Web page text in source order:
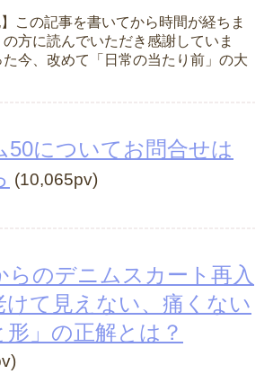
この記事を書いてから時間が経ちま
方に読んでいただき感謝していま
今、改めて「日常の当たり前」の大
50についてお問合せは
(10,065pv)
らのデニムスカート再入
けて見えない、痛くない
形」の正解とは？